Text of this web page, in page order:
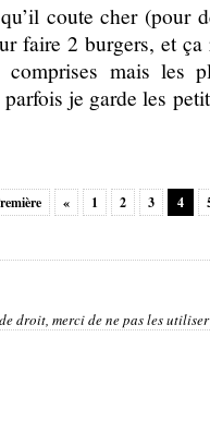
coute cher (pour
faire 2 burgers, et
comprises mais les
je garde les
« 1 2 3 4
droit, merci de ne pas les